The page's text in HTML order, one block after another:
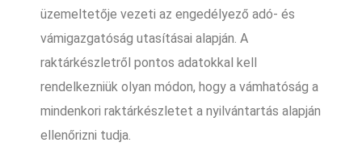
üzemeltetője vezeti az engedélyező adó- és
vámigazgatóság utasításai alapján. A
raktárkészletről pontos adatokkal kell
rendelkezniük olyan módon, hogy a vámhatóság a
mindenkori raktárkészletet a nyilvántartás alapján
ellenőrizni tudja.